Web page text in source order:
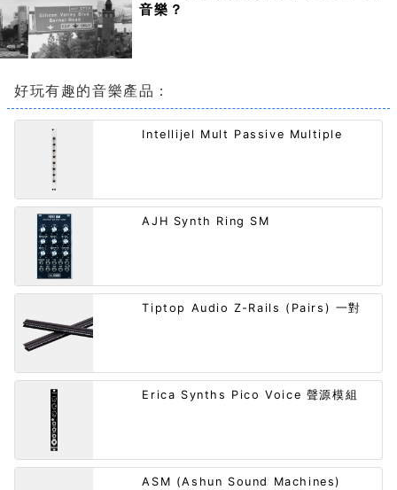
音樂？
好玩有趣的音樂產品：
Intellijel Mult Passive Multiple
AJH Synth Ring SM
Tiptop Audio Z-Rails (Pairs) 一對
Erica Synths Pico Voice 聲源模組
ASM (Ashun Sound Machines)